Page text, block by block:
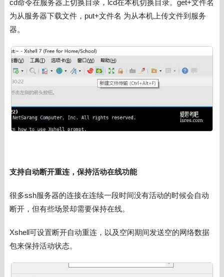
cd命令在服务器上切换目录，lcd在本机切换目录。get+文件名
为从服务器下载文件，put+文件名 为从本机上传文件到服务
器。
支持自动断开重连，保持活动在线功能
很多ssh服务器的连接在连续一段时间没有活动的时候会自动
断开，但有些场景却需要保持在线。
Xshell可设置断开自动重连，以及空闲期间发送空的网络数据
包来保持活动状态。